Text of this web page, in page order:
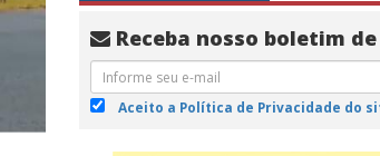
Receba nosso boletim
Aceito a Política de Privacidade do